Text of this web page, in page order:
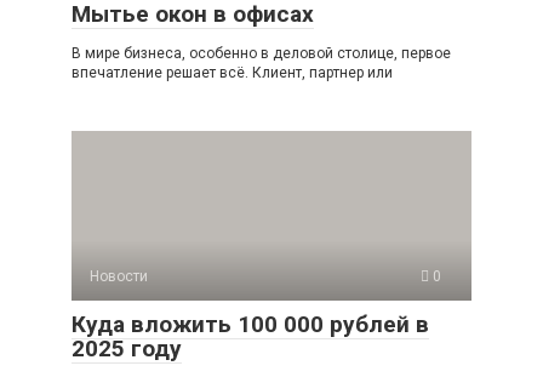
Мытье окон в офисах
В мире бизнеса, особенно в деловой столице, первое
впечатление решает всё. Клиент, партнер или
Новости 0
Куда вложить 100 000 рублей в
2025 году